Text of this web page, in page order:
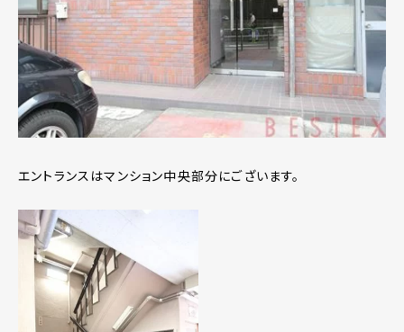
エントランスはマンション中央部分にございます。